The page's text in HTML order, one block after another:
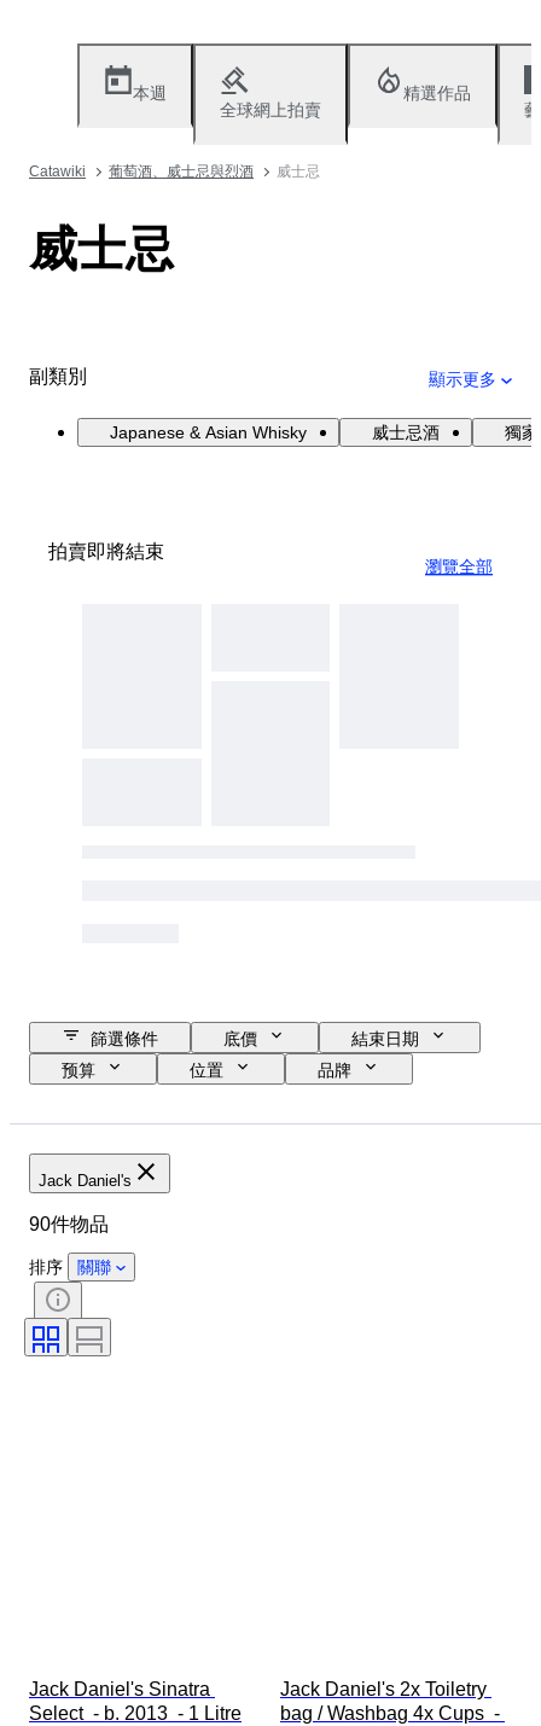
本週
全球網上拍賣
精選作品
Catawiki 葡萄酒、威士忌與烈酒 威士忌
威士忌
副類別 顯示更多
Japanese & Asian Whisky 威士忌酒 獨
拍賣即將結束
瀏覽全部
篩選條件 底價
結束日期
预算
位置
品牌
Jack Daniel's
90件物品
排序 關聯
Jack Daniel's Sinatra
Select  - b. 2013  - 1 Litre
Jack Daniel's 2x Toiletry
bag / Washbag 4x Cups  -